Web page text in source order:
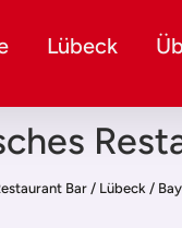
Lübeck
Bar/ Lübeck /